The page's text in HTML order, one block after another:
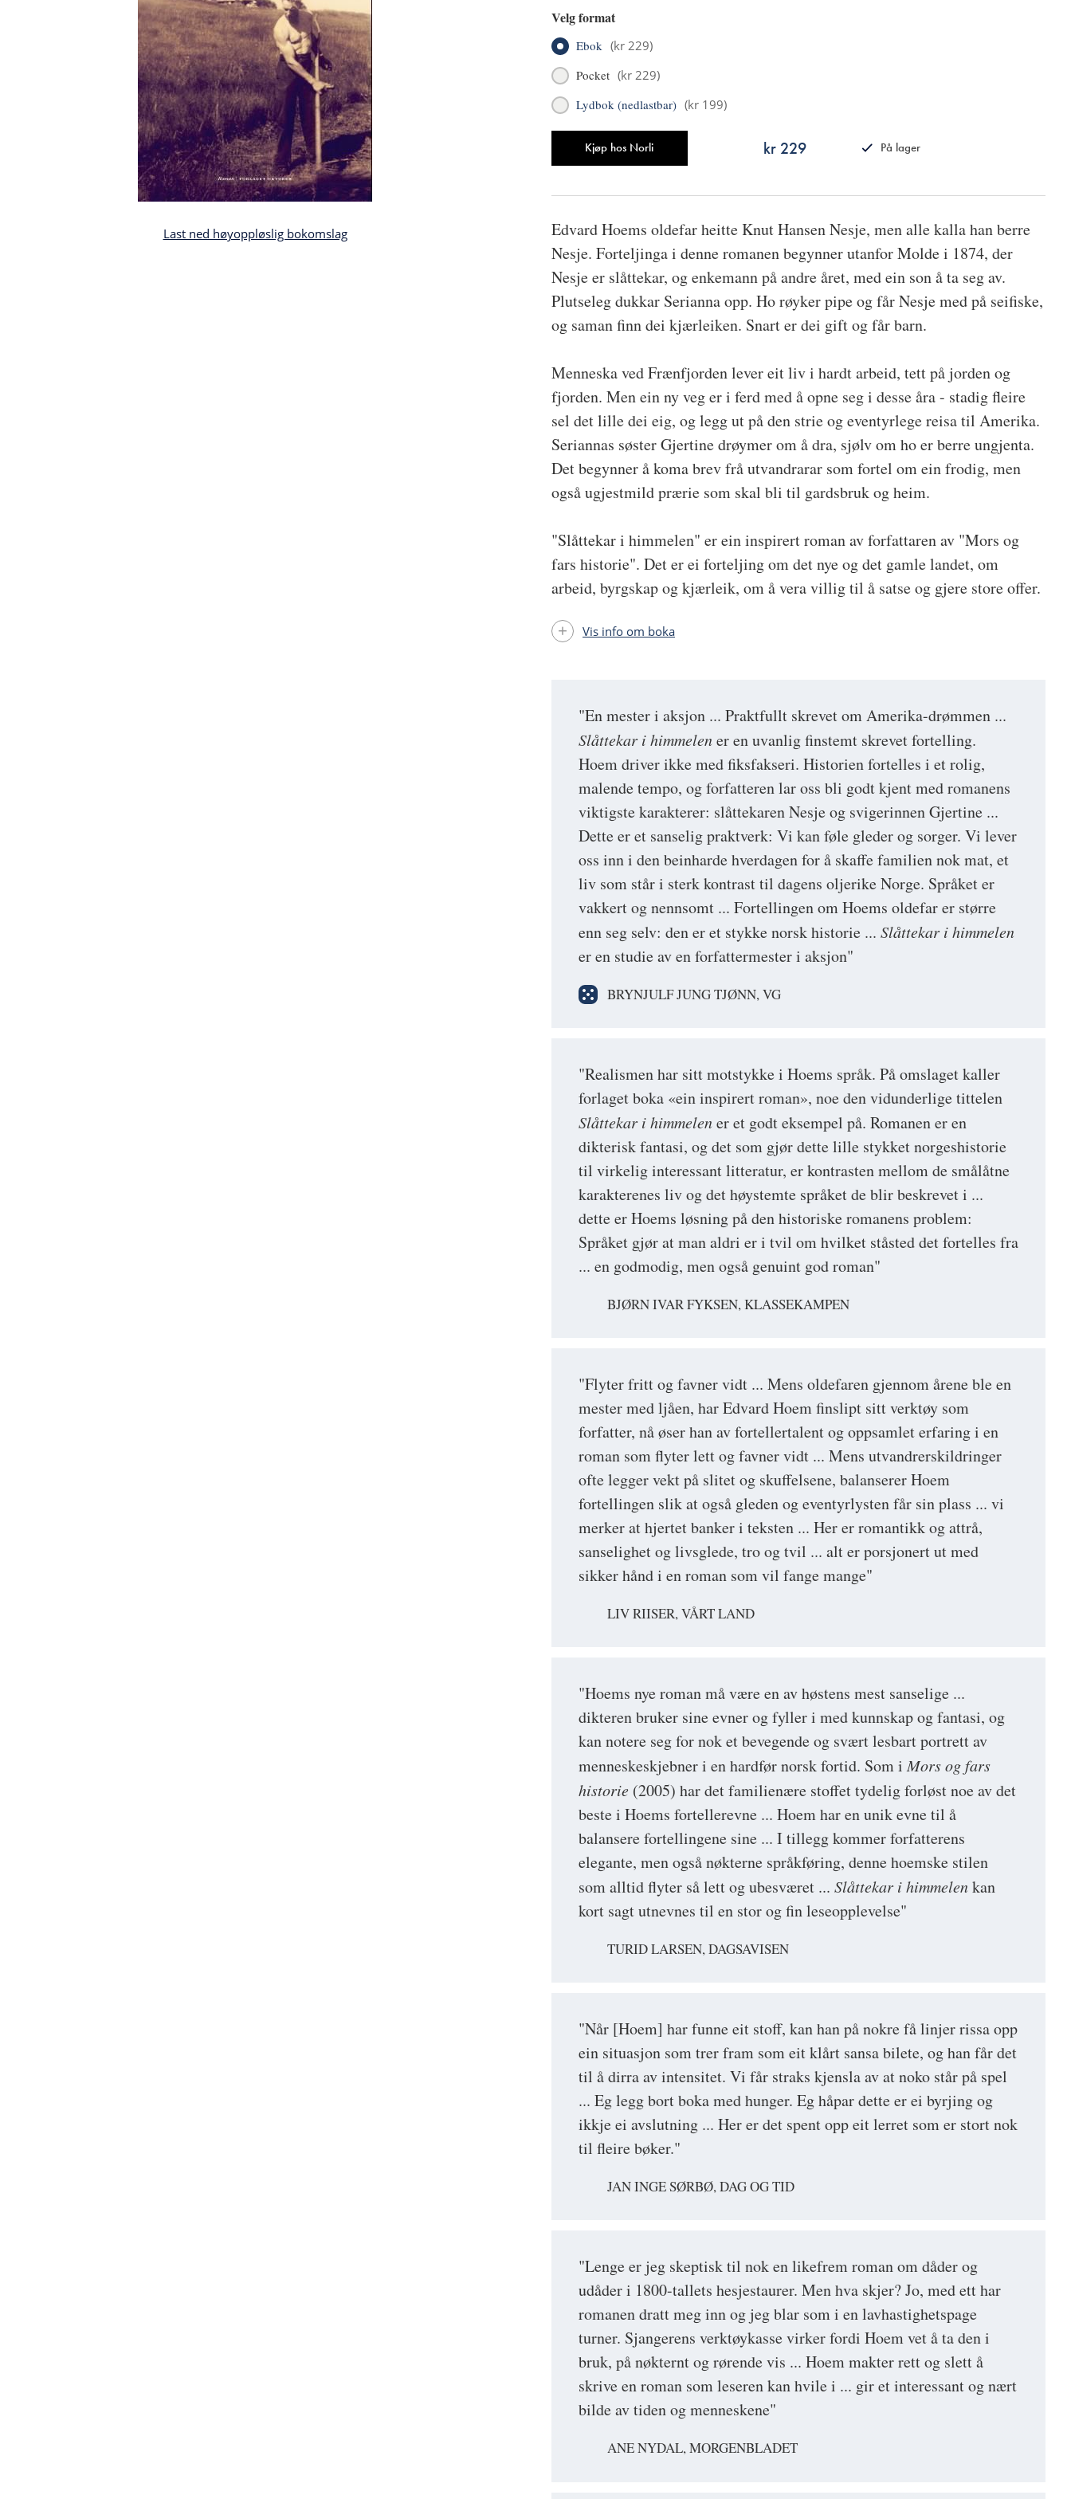
Last ned høyoppløslig bokomslag
Velg format
Ebok (kr 229)
Pocket (kr 229)
Lydbok (nedlastbar) (kr 199)
Kjøp hos Norli kr 229
På lager
"En mester i aksjon ... Praktfullt skrevet om Amerika-drømmen ...
Slåttekar i himmelener en uvanlig finstemt skrevet fortelling.
Hoem driver ikke med fiksfakseri. Historien fortelles i et rolig,
malende tempo, og forfatteren lar oss bli godt kjent med romanens
viktigste karakterer: slåttekaren Nesje og svigerinnen Gjertine ...
Dette er et sanselig praktverk: Vi kan føle gleder og sorger. Vi lever
oss inn i den beinharde hverdagen for å skaffe familien nok mat, et
liv som står i sterk kontrast til dagens oljerike Norge. Språket er
vakkert og nennsomt ... Fortellingen om Hoems oldefar er større
enn seg selv: den er et stykke norsk historie ... Slåttekar i himmelen
er en studie av en forfattermester i aksjon"
BRYNJULF JUNG TJØNN, VG
"Realismen har sitt motstykke i Hoems språk. På omslaget kaller
forlaget boka «ein inspirert roman», noe den vidunderlige tittelen
Slåttekar i himmelener et godt eksempel på. Romanen er en
dikterisk fantasi, og det som gjør dette lille stykket norgeshistorie
til virkelig interessant litteratur, er kontrasten mellom de smålåtne
karakterenes liv og det høystemte språket de blir beskrevet i ...
dette er Hoems løsning på den historiske romanens problem:
Språket gjør at man aldri er i tvil om hvilket ståsted det fortelles fra
... en godmodig, men også genuint god roman"
BJØRN IVAR FYKSEN, KLASSEKAMPEN
"Flyter fritt og favner vidt ... Mens oldefaren gjennom årene ble en
mester med ljåen, har Edvard Hoem finslipt sitt verktøy som
forfatter, nå øser han av fortellertalent og oppsamlet erfaring i en
roman som flyter lett og favner vidt ... Mens utvandrerskildringer
ofte legger vekt på slitet og skuffelsene, balanserer Hoem
fortellingen slik at også gleden og eventyrlysten får sin plass ... vi
merker at hjertet banker i teksten ... Her er romantikk og attrå,
sanselighet og livsglede, tro og tvil ... alt er porsjonert ut med
sikker hånd i en roman som vil fange mange"
LIV RIISER, VÅRT LAND
"Hoems nye roman må være en av høstens mest sanselige ...
dikteren bruker sine evner og fyller i med kunnskap og fantasi, og
kan notere seg for nok et bevegende og svært lesbart portrett av
menneskeskjebner i en hardfør norsk fortid. Som iMors og fars
historie (2005) har det familienære stoffet tydelig forløst noe av det
beste i Hoems fortellerevne ... Hoem har en unik evne til å
balansere fortellingene sine ... I tillegg kommer forfatterens
elegante, men også nøkterne språkføring, denne hoemske stilen
som alltid flyter så lett og ubesværet ... Slåttekar i himmelenkan
kort sagt utnevnes til en stor og fin leseopplevelse"
TURID LARSEN, DAGSAVISEN
"Når [Hoem] har funne eit stoff, kan han på nokre få linjer rissa opp
ein situasjon som trer fram som eit klårt sansa bilete, og han får det
til å dirra av intensitet. Vi får straks kjensla av at noko står på spel
... Eg legg bort boka med hunger. Eg håpar dette er ei byrjing og
ikkje ei avslutning ... Her er det spent opp eit lerret som er stort nok
til fleire bøker."
JAN INGE SØRBØ, DAG OG TID
"Lenge er jeg skeptisk til nok en likefrem roman om dåder og
udåder i 1800-tallets hesjestaurer. Men hva skjer? Jo, med ett har
romanen dratt meg inn og jeg blar som i en lavhastighetspage
turner. Sjangerens verktøykasse virker fordi Hoem vet å ta den i
bruk, på nøkternt og rørende vis ... Hoem makter rett og slett å
skrive en roman som leseren kan hvile i ... gir et interessant og nært
bilde av tiden og menneskene"
ANE NYDAL, MORGENBLADET
Edvard Hoems oldefar heitte Knut Hansen Nesje, men alle kalla han berre
Nesje. Forteljinga i denne romanen begynner utanfor Molde i 1874, der
Nesje er slåttekar, og enkemann på andre året, med ein son å ta seg av.
Plutseleg dukkar Serianna opp. Ho røyker pipe og får Nesje med på seifiske,
og saman finn dei kjærleiken. Snart er dei gift og får barn.
Menneska ved Frænfjorden lever eit liv i hardt arbeid, tett på jorden og
fjorden. Men ein ny veg er i ferd med å opne seg i desse åra - stadig fleire
sel det lille dei eig, og legg ut på den strie og eventyrlege reisa til Amerika.
Seriannas søster Gjertine drøymer om å dra, sjølv om ho er berre ungjenta.
Det begynner å koma brev frå utvandrarar som fortel om ein frodig, men
også ugjestmild prærie som skal bli til gardsbruk og heim.
"Slåttekar i himmelen" er ein inspirert roman av forfattaren av "Mors og
fars historie". Det er ei forteljing om det nye og det gamle landet, om
arbeid, byrgskap og kjærleik, om å vera villig til å satse og gjere store offer.
Vis info om boka